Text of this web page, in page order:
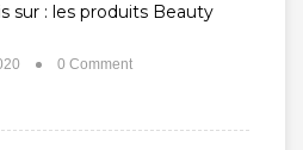
sur : les produits Beauty
0 Comment